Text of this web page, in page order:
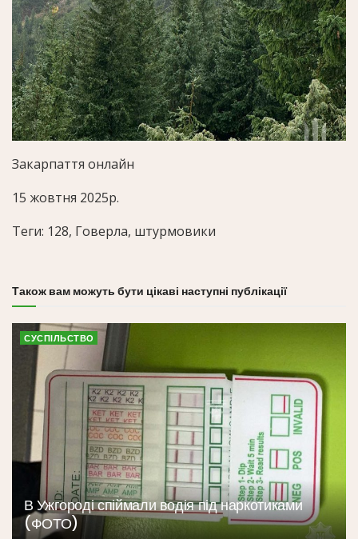
Закарпаття онлайн
15 жовтня 2025р.
Теги: 128, Говерла, штурмовики
Також вам можуть бути цікаві наступні публікації
СУСПІЛЬСТВО
В Ужгороді спіймали водія під наркотиками
(ФОТО)